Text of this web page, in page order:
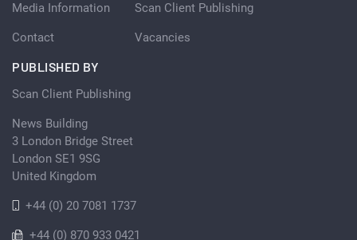
Media Information
Contact
Scan Client Publishing
Vacancies
PUBLISHED BY
Scan Client Publishing
News Building
3 London Bridge Street
London SE1 9SG
United Kingdom
+44 (0) 20 7081 1737
+44 (0) 870 933 0421